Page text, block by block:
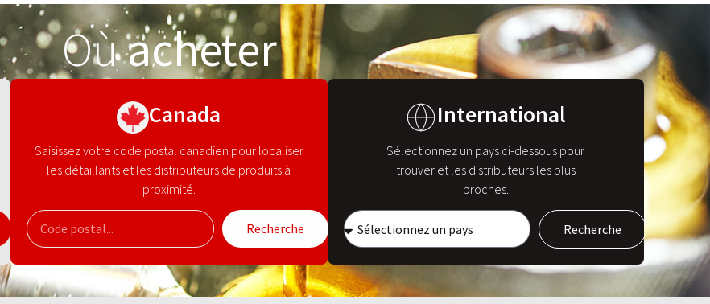
Oùacheter
Canada
Saisissez votre code postal canadien pour localiser
les détaillants et les distributeurs de produits à
proximité.
Recherche
International
Sélectionnez un pays ci-dessous pour
trouver et les distributeurs les plus
proches.
Recherche